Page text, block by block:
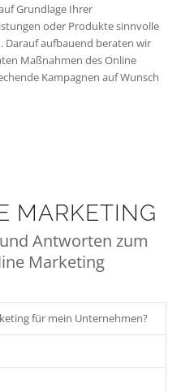
Grundlage Ihrer
oder Produkte sinnvolle
Darauf aufbauend beraten wir
Maßnahmen des Online
Kampagnen auf Wunsch
MARKETING
Antworten zum
Marketing
für mein Unternehmen?